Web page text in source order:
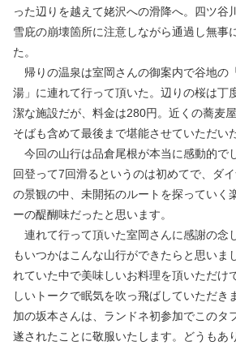
った辺りを越えて姥沢への滑降へ。四ツ谷
雪庇の崩壊箇所に注意しながら通過し無事
た。
帰りの温泉は室岡さんの御案内で谷地の
湯」に連れて行って頂いた。辺りの桜は丁
潔な施設だが、料金は280円。近くの蕎麦
そばも含めて最後まで堪能させていただいた
今回の山行は品倉尾根が本当に感動的
回登って7回滑るというのは初めてで、ダ
の景観の中、未開拓のルートを探っていく
ーの醍醐味だったと思います。
連れて行って頂いた室岡さんに感謝の念
もいつかはこんな山行ができたらと思いま
れていた中で美味しいお料理を頂いただけ
しいトークで眠気を吹っ飛ばしていただき
加の坂本さんは、ランドネ初参加でこのタ
遂されたことに敬服いたします。どうもあ